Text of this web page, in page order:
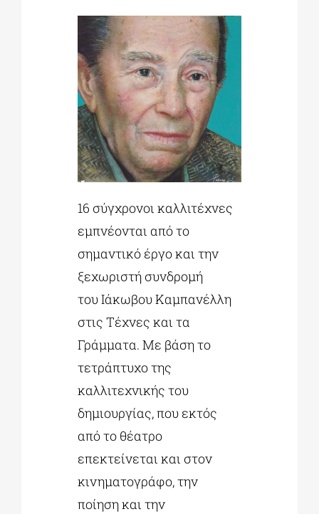
16 σύγχρονοι καλλιτέχνες
εμπνέονται από το
σημαντικό έργο και την
ξεχωριστή συνδρομή
του Ιάκωβου Καμπανέλλη
στις Τέχνες και τα
Γράμματα. Με βάση το
τετράπτυχο της
καλλιτεχνικής του
δημιουργίας, που εκτός
από το θέατρο
επεκτείνεται και στον
κινηματογράφο, την
ποίηση και την